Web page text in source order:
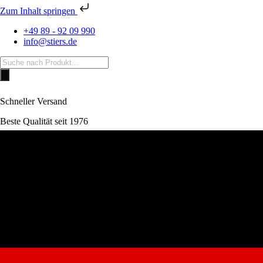
Zum Inhalt springen
+49 89 - 92 09 990
info@stiers.de
Products
search
Schneller Versand
Beste Qualität seit 1976